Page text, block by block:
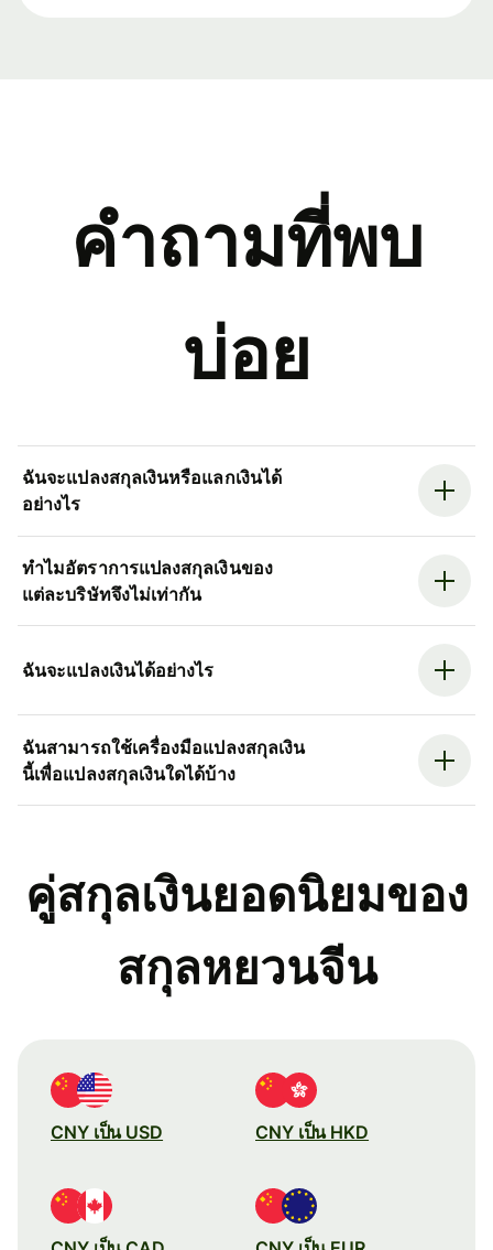
คำถามที่พบ
บ่อย
ฉันจะแปลงสกุลเงินหรือแลกเงินได้
อย่างไร
ทำไมอัตราการแปลงสกุลเงินของ
แต่ละบริษัทจึงไม่เท่ากัน
ฉันจะแปลงเงินได้อย่างไร
ฉันสามารถใช้เครื่องมือแปลงสกุลเงิน
นี้เพื่อแปลงสกุลเงินใดได้บ้าง
คู่สกุลเงินยอดนิยมของ
สกุลหยวนจีน
CNY เป็น USD CNY เป็น HKD